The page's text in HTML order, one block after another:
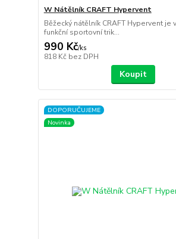
W Nátělník CRAFT Hypervent
Běžecký nátělník CRAFT Hypervent je
funkční sportovní trik...
990 Kč/ks
818 Kč bez DPH
Koupit
DOPORUČUJEME
Novinka